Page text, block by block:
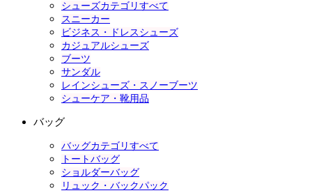
シューズカテゴリすべて
スニーカー
ビジネス・ドレスシューズ
カジュアルシューズ
ブーツ
サンダル
レインシューズ・スノーブーツ
シューケア・靴用品
バッグ
バッグカテゴリすべて
トートバッグ
ショルダーバッグ
リュック・バックパック